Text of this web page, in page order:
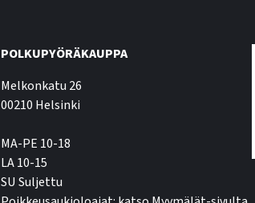
POLKUPYÖRÄKAUPPA
Melkonkatu 26
00210 Helsinki
MA-PE 10-18
LA 10-15
SU Suljettu